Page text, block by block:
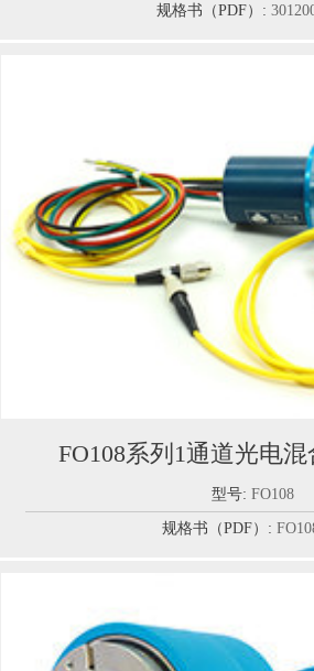
规格书（PDF）:
FO108系列1通道光电
型号:FO108
规格书（PDF）: